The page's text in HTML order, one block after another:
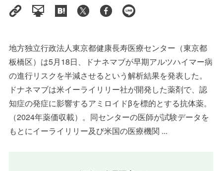
地方独立行政法人東京都健康長寿医療センター（東京都
板橋区）は5月18日、ドナネマブが早期アルツハイマー病
の進行リスクを半減させるという解析結果を発表した。
ドナネマブは米イーライリリー社が開発した薬剤で、認
知症の発症に影響するアミロイドβを標的とする抗体薬。
（2024年薬価収載）。同センターの医師が試験データを
もとにイーライリリー及び米国の医療機関 ...